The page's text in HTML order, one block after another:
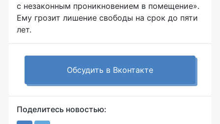
с незаконным проникновением в помещение».
Ему грозит лишение свободы на срок до пяти
лет.
Обсудить в Вконтакте
Поделитесь новостью: